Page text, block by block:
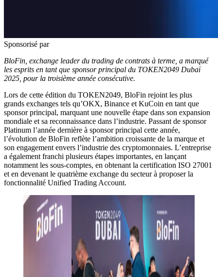
Sponsorisé par
BloFin, exchange leader du trading de contrats à terme, a marqué
les esprits en tant que sponsor principal du TOKEN2049 Dubaï
2025, pour la troisième année consécutive.
Lors de cette édition du TOKEN2049, BloFin rejoint les plus
grands exchanges tels qu’OKX, Binance et KuCoin en tant que
sponsor principal, marquant une nouvelle étape dans son expansion
mondiale et sa reconnaissance dans l’industrie. Passant de sponsor
Platinum l’année dernière à sponsor principal cette année,
l’évolution de BloFin reflète l’ambition croissante de la marque et
son engagement envers l’industrie des cryptomonnaies. L’entreprise
a également franchi plusieurs étapes importantes, en lançant
notamment les sous-comptes, en obtenant la certification ISO 27001
et en devenant le quatrième exchange du secteur à proposer la
fonctionnalité Unified Trading Account.